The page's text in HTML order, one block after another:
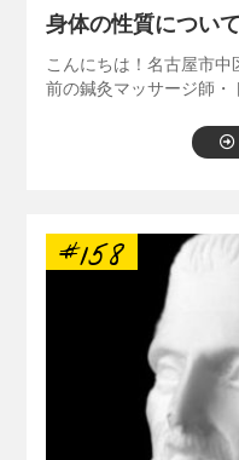
身体の性質について
こんにちは！名古屋市
前の鍼灸マッサージ師
#158